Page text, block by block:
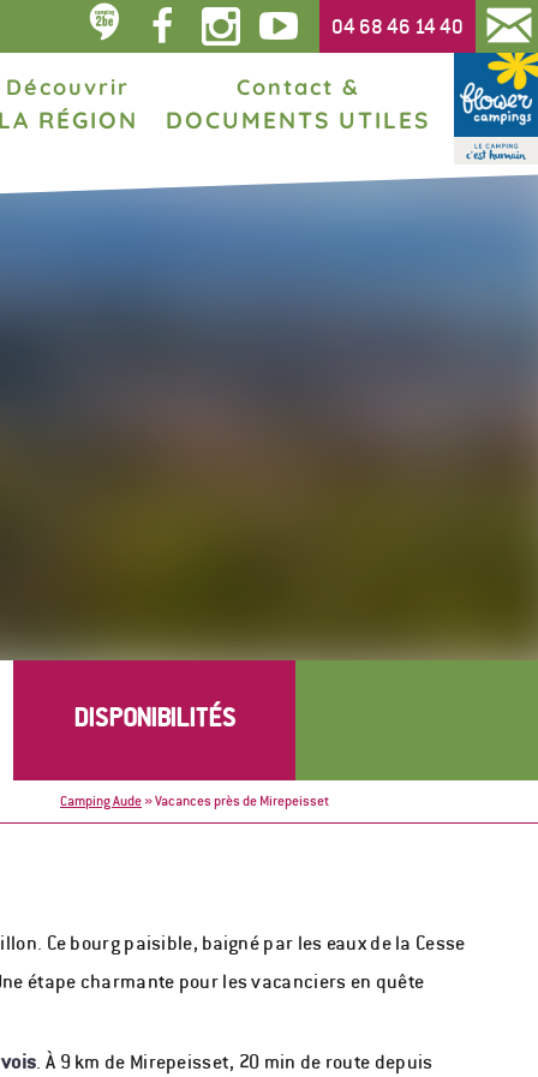
04 68 46 14 40
Découvrir
RÉGION
Contact &
DOCUMENTS UTILES
Camping Aude»Vacances près de Mirepeisset
Ce bourg paisible, baigné par les eaux de la Cesse
étape charmante pour les vacanciers en quête
. À 9 km de Mirepeisset, 20 min de route depuis